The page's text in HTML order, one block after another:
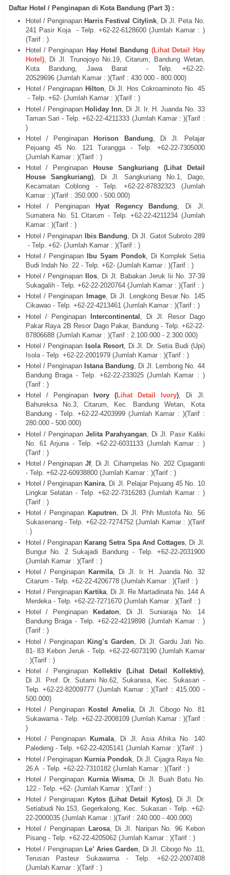
Daftar Hotel / Penginapan di Kota Bandung (Part 3) :
Hotel / PenginapanHarris Festival Citylink, DiJl. Peta No.
241 Pasir Koja
- Telp. +62-22-6128600(Jumlah Kamar : )
(Tarif : )
Hotel / Penginapan Hay Hotel Bandung (Lihat Detail Hay
Hotel), Di Jl. Trunojoyo No.19, Citarum, Bandung Wetan,
Kota Bandung, Jawa Barat
- Telp. +62-22-
20529696(Jumlah Kamar : )(Tarif : 430.000 - 800.000)
Hotel / Penginapan Hilton, DiJl. Hos Cokroaminoto No. 45
- Telp. +62- (Jumlah Kamar : )(Tarif : )
Hotel / PenginapanHoliday Inn, Di Jl. Ir. H. Juanda No. 33
Taman Sari - Telp. +62-22-4211333 (Jumlah Kamar : )(Tarif :
)
Hotel / Penginapan Horison Bandung , DiJl. Pelajar
Pejuang 45 No. 121 Turangga - Telp. +62-22-7305000
(Jumlah Kamar : )(Tarif : )
Hotel / Penginapan House Sangkuriang (Lihat Detail
House Sangkuriang), Di Jl. Sangkuriang No.1, Dago,
Kecamatan Coblong - Telp. +62-22-87832323 (Jumlah
Kamar : )(Tarif : 350.000 - 500.000)
Hotel / PenginapanHyat Regency Bandung, Di Jl.
Sumatera No. 51 Citarum - Telp. +62-22-4211234 (Jumlah
Kamar : )(Tarif : )
Hotel / Penginapan Ibis Bandung , DiJl. Gatot Subroto 289
- Telp. +62- (Jumlah Kamar : )(Tarif : )
Hotel / Penginapan Ibu Syam Pondok, Di Komplek Setia
Budi Indah No. 22- Telp. +62- (Jumlah Kamar : )(Tarif : )
Hotel / Penginapan Ilos, DiJl. Babakan Jeruk Iii No. 37-39
Sukagalih- Telp. +62-22-2020764(Jumlah Kamar : )(Tarif : )
Hotel / Penginapan Image, DiJl. Lengkong Besar No. 145
Cikawao- Telp. +62-22-4213461(Jumlah Kamar : )(Tarif : )
Hotel / PenginapanIntercontinental , Di Jl. Resor Dago
Pakar Raya 2B Resor Dago Pakar, Bandung - Telp. +62-22-
87806688 (Jumlah Kamar : )(Tarif : 2.100.000 - 2.300.000)
Hotel / Penginapan Isola Resort, DiJl. Dr. Setia Budi (Upi)
Isola- Telp. +62-22-2001979(Jumlah Kamar : )(Tarif : )
Hotel / PenginapanIstana Bandung, DiJl. Lembong No. 44
Bandung Braga- Telp. +62-22-233025(Jumlah Kamar : )
(Tarif : )
Hotel / PenginapanIvory (Lihat Detail Ivory), Di Jl.
Bahureksa No.3, Citarum, Kec. Bandung Wetan, Kota
Bandung - Telp. +62-22-4203999 (Jumlah Kamar : )(Tarif :
280.000 - 500.000)
Hotel / PenginapanJelita Parahyangan , DiJl. Pasir Kaliki
No. 61 Arjuna- Telp. +62-22-6031133(Jumlah Kamar : )
(Tarif : )
Hotel / Penginapan Jf, DiJl. Cihampelas No. 202 Cipaganti
- Telp. +62-22-60938800(Jumlah Kamar : )(Tarif : )
Hotel / PenginapanKanira, Di Jl. Pelajar Pejuang 45 No. 10
Lingkar Selatan - Telp. +62-22-7316283(Jumlah Kamar : )
(Tarif : )
Hotel / Penginapan Kaputren, DiJl. Phh Mustofa No. 56
Sukasenang- Telp. +62-22-7274752(Jumlah Kamar : )(Tarif
: )
Hotel / PenginapanKarang Setra Spa And Cottages , Di Jl.
Bungur No. 2 Sukajadi Bandung- Telp. +62-22-2031900
(Jumlah Kamar : )(Tarif : )
Hotel / Penginapan Karmila , DiJl. Ir. H. Juanda No. 32
Citarum - Telp. +62-22-4206778(Jumlah Kamar : )(Tarif : )
Hotel / PenginapanKartika, DiJl. Re Martadinata No. 144 A
Merdeka- Telp. +62-22-7271670(Jumlah Kamar : )(Tarif : )
Hotel / Penginapan Kedaton, DiJl. Suniaraja No. 14
Bandung Braga- Telp. +62-22-4219898 (Jumlah Kamar : )
(Tarif : )
Hotel / PenginapanKing’s Garden , Di Jl. Gardu Jati No.
81- 83 Kebon Jeruk - Telp. +62-22-6073190(Jumlah Kamar
: )(Tarif : )
Hotel / PenginapanKollektiv (Lihat Detail Kollektiv),
DiJl.
Prof. Dr. Sutami No.62, Sukarasa, Kec. Sukasari -
Telp. +62-22-82009777 (Jumlah Kamar : )(Tarif : 415.000 -
500.000)
Hotel / Penginapan Kostel Amelia, DiJl. Cibogo No. 81
Sukawarna- Telp. +62-22-2008109(Jumlah Kamar : )(Tarif :
)
Hotel / Penginapan Kumala, Di Jl. Asia Afrika No. 140
Paledeng- Telp. +62-22-4205141(Jumlah Kamar : )(Tarif : )
Hotel / PenginapanKurnia Pondok , Di Jl. Cijagra Raya No.
26 A - Telp. +62-22-7310182(Jumlah Kamar : )(Tarif : )
Hotel / Penginapan Kurnia Wisma, Di Jl. Buah Batu No.
122- Telp. +62- (Jumlah Kamar : )(Tarif : )
Hotel / Penginapan Kytos (Lihat Detail Kytos), DiJl.
Dr.
Setiabudi No.153, Gegerkalong, Kec. Sukasari - Telp. +62-
22-2000035 (Jumlah Kamar : )(Tarif : 240.000 - 400.000)
Hotel / PenginapanLarosa, Di Jl. Naripan No. 96 Kebon
Pisang- Telp. +62-22-4205062(Jumlah Kamar : )(Tarif : )
Hotel / PenginapanLe’ Aries Garden , Di Jl. Cibogo No .11,
Terusan Pasteur Sukawarna - Telp. +62-22-2007408
(Jumlah Kamar : )(Tarif : )